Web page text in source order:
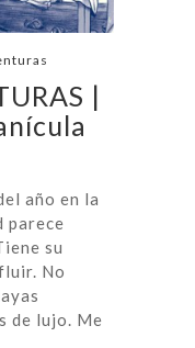
|
año en la
parece
su
No
de lujo. Me